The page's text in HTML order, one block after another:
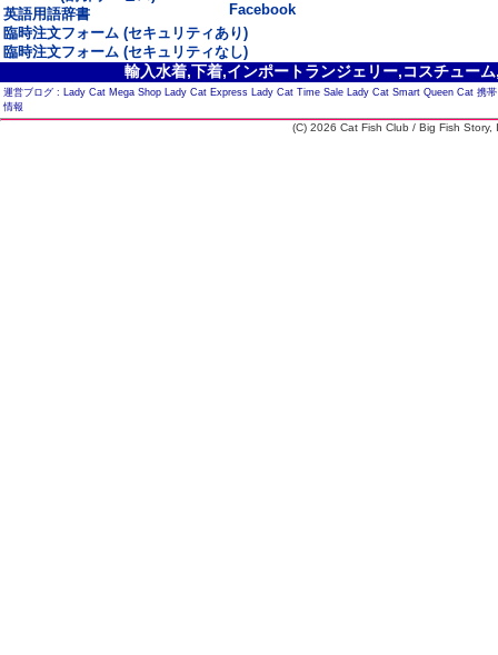
英語用語辞書
Facebook
臨時注文フォーム (セキュリティあり)
臨時注文フォーム (セキュリティなし)
輸入水着,下着,インポートランジェリー,コスチュー
運営ブログ : Lady Cat Mega Shop Lady Cat Express Lady Cat Time Sale Lady Cat Smart Queen Cat 携
情報
(C) 2026 Cat Fish Club / Big Fish Story,